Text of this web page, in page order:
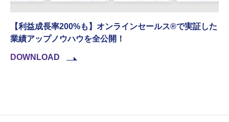
【利益成長率200%も】オンラインセールス®︎で実証した
業績アップノウハウを全公開！
DOWNLOAD